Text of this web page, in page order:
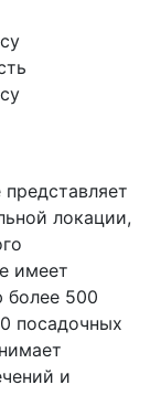
локации,
имеет
500
посадочных
и